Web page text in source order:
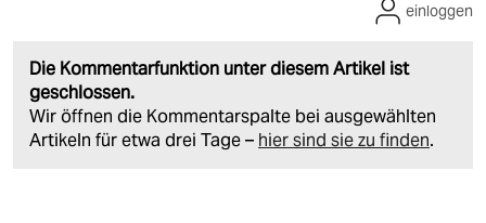
Die Kommentarfunktion unter diesem Artikel ist
geschlossen.
Wir öffnen die Kommentarspalte bei ausgewählten
Artikeln für etwa drei Tage – hier sind sie zu finden.
einloggen